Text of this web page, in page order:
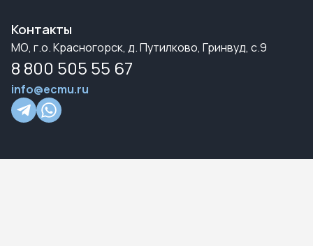
Контакты
МО, г.о. Красногорск, д. Путилково, Гринвуд, с.9
8 800 505 55 67
info@ecmu.ru